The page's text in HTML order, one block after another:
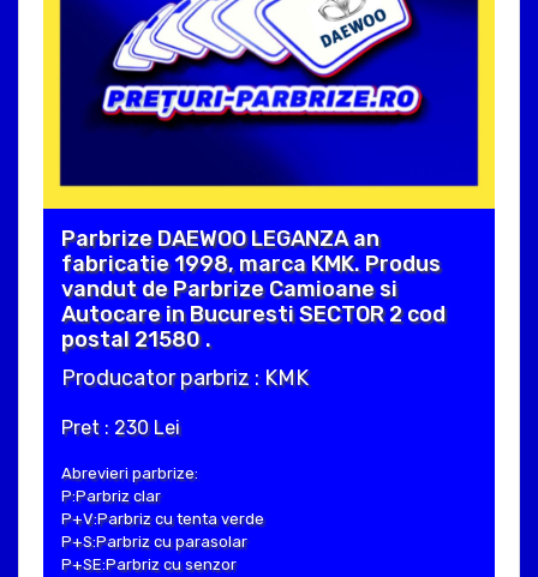
Parbrize DAEWOO LEGANZA an
fabricatie 1998, marca KMK. Produs
vandut de Parbrize Camioane si
Autocare in Bucuresti SECTOR 2 cod
postal 21580 .
Producator parbriz : KMK
Pret : 230 Lei
Abrevieri parbrize:
P:Parbriz clar
P+V:Parbriz cu tenta verde
P+S:Parbriz cu parasolar
P+SE:Parbriz cu senzor